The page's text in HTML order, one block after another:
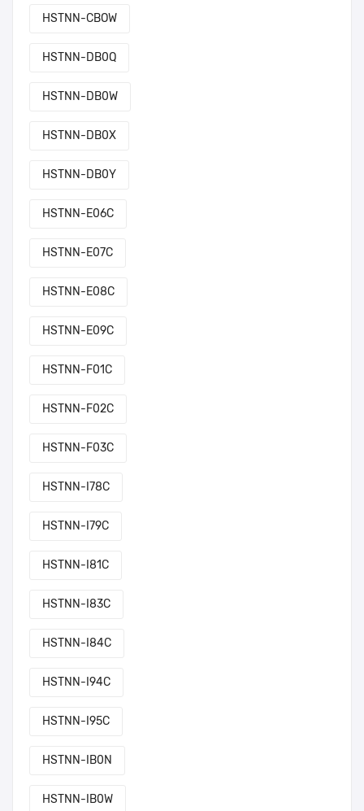
HSTNN-CBOW
HSTNN-DB0Q
HSTNN-DB0W
HSTNN-DB0X
HSTNN-DB0Y
HSTNN-E06C
HSTNN-E07C
HSTNN-E08C
HSTNN-E09C
HSTNN-F01C
HSTNN-F02C
HSTNN-F03C
HSTNN-I78C
HSTNN-I79C
HSTNN-I81C
HSTNN-I83C
HSTNN-I84C
HSTNN-I94C
HSTNN-I95C
HSTNN-IB0N
HSTNN-IB0W